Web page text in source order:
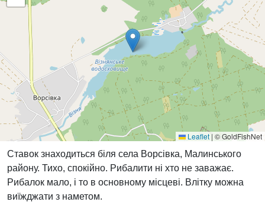
Leaflet | © GoldFishNet
Ставок знаходиться біля села Ворсівка, Малинського
району. Тихо, спокійно. Рибалити ні хто не заважає.
Рибалок мало, і то в основному місцеві. Влітку можна
виїжджати з наметом.